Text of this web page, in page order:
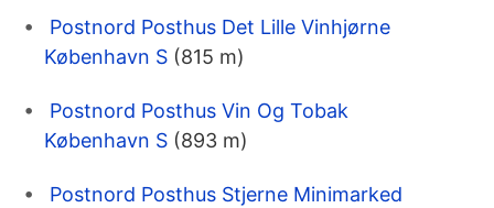
Postnord Posthus Det Lille Vinhjørne
København S (815 m)
Postnord Posthus Vin Og Tobak
København S (893 m)
Postnord Posthus Stjerne Minimarked